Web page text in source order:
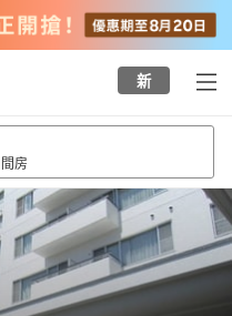
新
房